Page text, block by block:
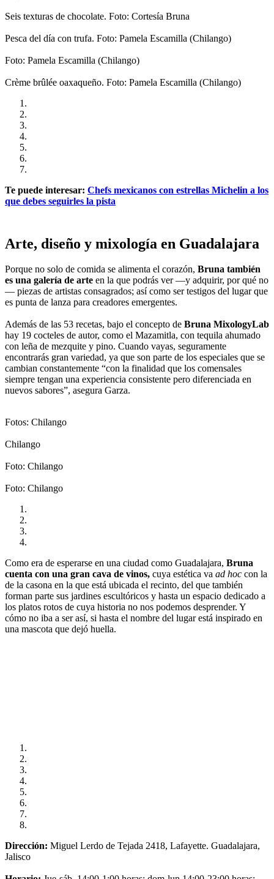
Seis texturas de chocolate. Foto: Cortesía Bruna
Pesca del día con trufa. Foto: Pamela Escamilla (Chilango)
Foto: Pamela Escamilla (Chilango)
Crème brûlée oaxaqueño. Foto: Pamela Escamilla (Chilango)
Te puede interesar: Chefs mexicanos con estrellas Michelin a los
que debes seguirles la pista
Arte, diseño y mixología en Guadalajara
Porque no solo de comida se alimenta el corazón, Bruna también
es una galería de arte en la que podrás ver —y adquirir, por qué no
— piezas de artistas consagrados; así como ser testigos del lugar que
es punta de lanza para creadores emergentes.
Además de las 53 recetas, bajo el concepto de Bruna MixologyLab
hay 19 cocteles de autor, como el Mazamitla, con tequila ahumado
con leña de mezquite y pino. Cuando vayas, seguramente
encontrarás gran variedad, ya que son parte de los especiales que se
cambian constantemente “con la finalidad que los comensales
siempre tengan una experiencia consistente pero diferenciada en
nuevos sabores”, asegura Garza.
Fotos: Chilango
Chilango
Foto: Chilango
Foto: Chilango
Como era de esperarse en una ciudad como Guadalajara, Bruna
cuenta con una gran cava de vinos, cuya estética va ad hoc con la
de la casona en la que está ubicada el recinto, del que también
forman parte sus jardines escultóricos y hasta un espacio dedicado a
los platos rotos de cuya historia no nos podemos desprender. Y
cómo no iba a ser así, si hasta el nombre del lugar está inspirado en
una mascota que dejó huella.
Dirección: Miguel Lerdo de Tejada 2418, Lafayette. Guadalajara,
Jalisco